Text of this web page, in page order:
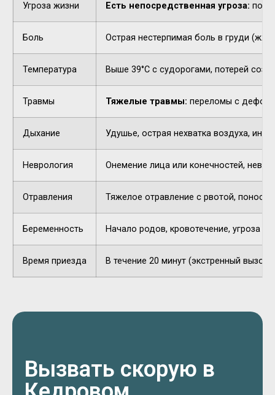
Угроза жизни Есть непосредственная угроза:
Боль Острая нестерпимая боль в груди
Температура Выше 39°C с судорогами, потерей
Травмы Тяжелые травмы: переломы с
Дыхание Удушье, острая нехватка воздуха,
Неврология Онемение лица или конечностей,
Отравления Тяжелое отравление с рвотой,
Беременность Начало родов, кровотечение, угроза
Время приезда В течение 20 минут (экстренный вызов).
Вызвать скорую в